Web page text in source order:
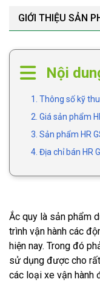
GIỚI THIỆU SẢN
Nội
1. Thông số kỹ
2. Giá sản phẩm
3. Sản phẩm HR
4. Địa chỉ bán HR
Ắc quy là sản phẩm
trình vận hành các
hiện nay. Trong đó
sử dụng được cho
các loại xe vận hành